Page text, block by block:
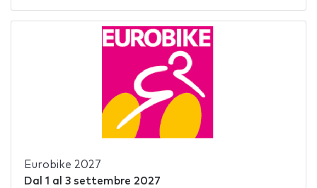
Eurobike 2027
Dal 1 al 3 settembre 2027